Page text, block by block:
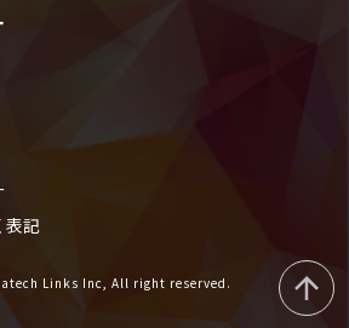
表記
Links Inc, All right reserved.